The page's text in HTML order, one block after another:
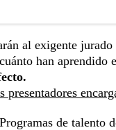
al exigente
han aprendido
de talento